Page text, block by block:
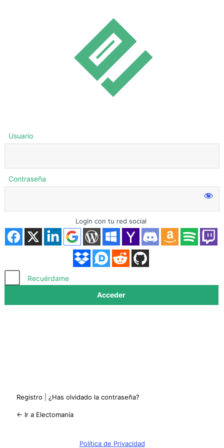
Acceder
Usuario
Contraseña
Login con tu red social
Recuérdame
Registro ¿Has olvidado la contraseña?
← Ir a Electomanía
Política de Privacidad